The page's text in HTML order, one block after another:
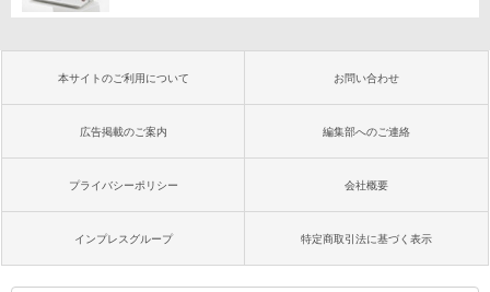
本サイトのご利用について お問い合わせ
広告掲載のご案内 編集部へのご連絡
プライバシーポリシー 会社概要
インプレスグループ 特定商取引法に基づく表示